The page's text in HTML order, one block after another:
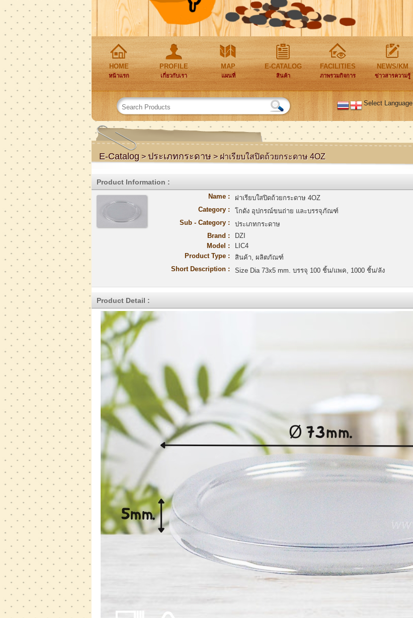
HOME
หน้าแรก
PROFILE
เกี่ยวกับเรา
MAP
แผนที่
E-CATALOG
สินค้า
FACILITIES
ภาพรวมกิจการ
NEWS/KM
ข่าวสารความรู้
Select Language
E-Catalog > ประเภทกระดาษ > ฝาเรียบใสปิดถ้วยกระดาษ 4OZ
Product Information :
Name :
ฝาเรียบใสปิดถ้วยกระดาษ 4OZ
Category :
โกดัง อุปกรณ์ขนถ่าย และบรรจุภัณฑ์
Sub - Category :
ประเภทกระดาษ
Brand :
DZI
Model :
LIC4
Product Type :
สินค้า, ผลิตภัณฑ์
Short Description :
Size Dia 73x5 mm. บรรจุ 100 ชิ้น/แพค, 1000 ชิ้น/ลัง
Product Detail :